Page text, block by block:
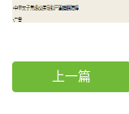
上一篇